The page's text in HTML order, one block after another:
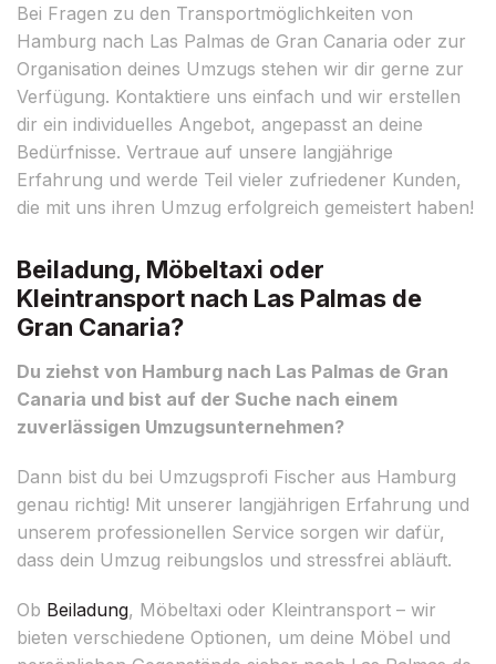
Bei Fragen zu den Transportmöglichkeiten von
Hamburg nach Las Palmas de Gran Canaria oder zur
Organisation deines Umzugs stehen wir dir gerne zur
Verfügung. Kontaktiere uns einfach und wir erstellen
dir ein individuelles Angebot, angepasst an deine
Bedürfnisse. Vertraue auf unsere langjährige
Erfahrung und werde Teil vieler zufriedener Kunden,
die mit uns ihren Umzug erfolgreich gemeistert haben!
Beiladung, Möbeltaxi oder
Kleintransport nach Las Palmas de
Gran Canaria?
Du ziehst von Hamburg nach Las Palmas de Gran
Canaria und bist auf der Suche nach einem
zuverlässigen Umzugsunternehmen?
Dann bist du bei Umzugsprofi Fischer aus Hamburg
genau richtig! Mit unserer langjährigen Erfahrung und
unserem professionellen Service sorgen wir dafür,
dass dein Umzug reibungslos und stressfrei abläuft.
Ob Beiladung, Möbeltaxi oder Kleintransport – wir
bieten verschiedene Optionen, um deine Möbel und